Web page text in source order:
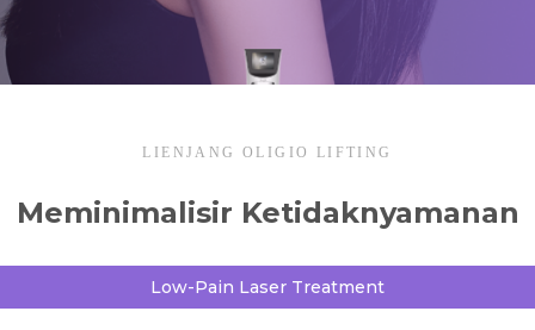
LIENJANG OLIGIO LIFTING
Meminimalisir Ketidaknyamanan
Low-Pain Laser Treatment